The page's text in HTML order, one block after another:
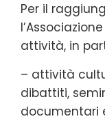
Per il
attività, in
– attività
dibattiti,
documentari